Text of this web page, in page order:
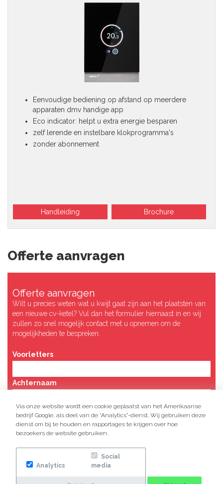
Eenvoudige bediening op afstand op meerdere
apparaten dmv handige app
Eco indicator: helpt u extra energie besparen
zelf lerende en instelbare klokprogramma's
zonder abonnement
Handleiding Brochure
Offerte aanvragen
Offerte aanvragen
Wilt u precies weten wat u kwijt gaat zijn aan het plaatsten van
een nieuwe cv-ketel? Vul dan het formulier hiernaast in en wij
zullen zo snel mogelijk contact met u opnemen om de
mogelijkheden te bespreken.
Voorletters
Achternaam
Postcode
Via onze website wordt een cookie geplaatst van het Amerikaanse
bedrijf Google, als deel van de “Analytics”-dienst. Wij gebruiken deze
dienst om bij te houden en rapportages te krijgen over hoe
bezoekers de website gebruiken.
Analytics
Social
media